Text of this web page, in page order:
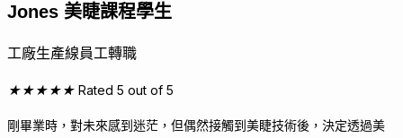
Jones 美睫課程學生
工廠生產線員工轉職
★★★★★ Rated 5 out of 5
剛畢業時，對未來感到迷茫，但偶然接觸到美睫技術後，決定透過美